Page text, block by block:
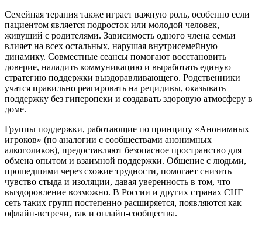
Семейная терапия также играет важную роль, особенно если
пациентом является подросток или молодой человек,
живущий с родителями. Зависимость одного члена семьи
влияет на всех остальных, нарушая внутрисемейную
динамику. Совместные сеансы помогают восстановить
доверие, наладить коммуникацию и выработать единую
стратегию поддержки выздоравливающего. Родственники
учатся правильно реагировать на рецидивы, оказывать
поддержку без гиперопеки и создавать здоровую атмосферу в
доме.
Группы поддержки, работающие по принципу «Анонимных
игроков» (по аналогии с сообществами анонимных
алкоголиков), предоставляют безопасное пространство для
обмена опытом и взаимной поддержки. Общение с людьми,
прошедшими через схожие трудности, помогает снизить
чувство стыда и изоляции, давая уверенность в том, что
выздоровление возможно. В России и других странах СНГ
сеть таких групп постепенно расширяется, появляются как
офлайн-встречи, так и онлайн-сообщества.